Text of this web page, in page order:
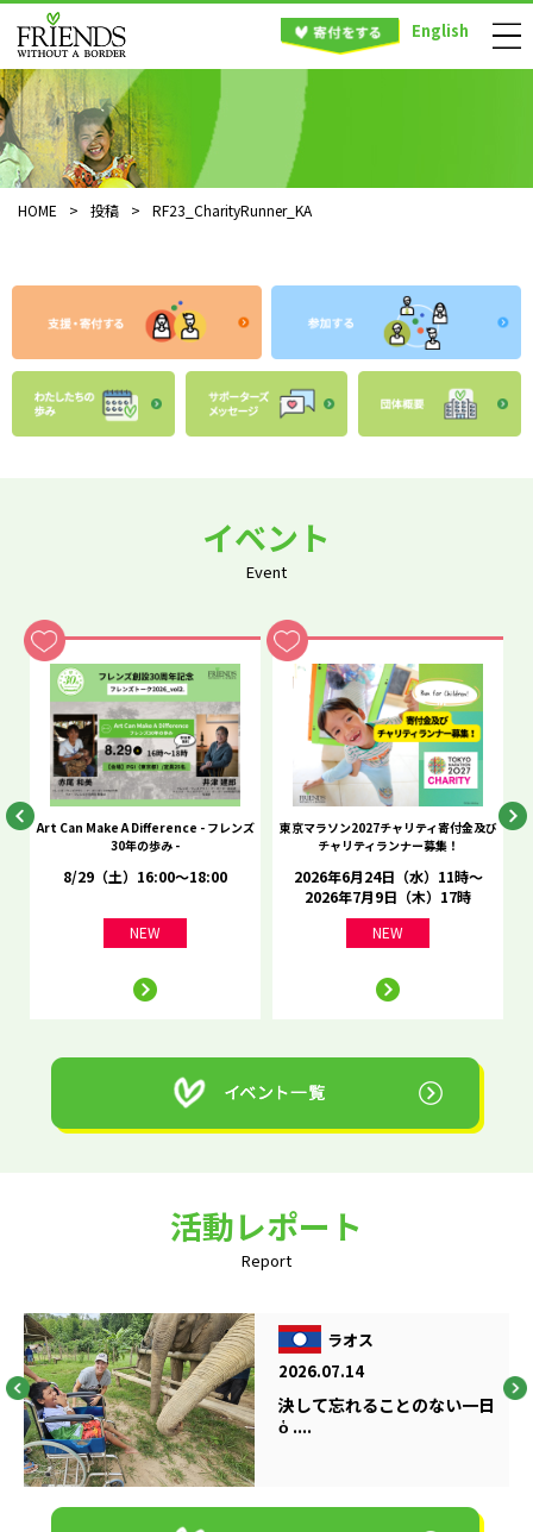
English
HOME > 投稿 > RF23_CharityRunner_KA
イベント
Event
Art Can Make A Difference - フレンズ
30年の歩み -
8/29（土）16:00～18:00
NEW
東京マラソン2027チャリティ寄付金及び
チャリティランナー募集！
2026年6月24日（水）11時～
2026年7月9日（木）17時
NEW
活動レポート
Report
ラオス
2026.07.14
決して忘れることのない一日
ὁ ....